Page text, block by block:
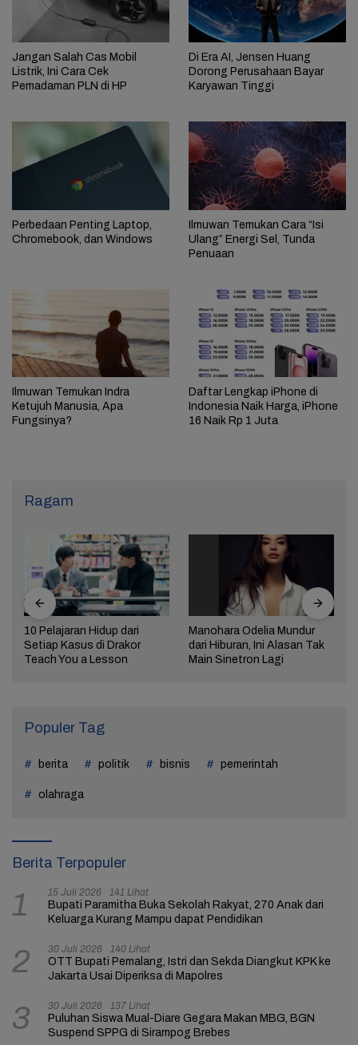
Jangan Salah Cas Mobil
Listrik, Ini Cara Cek
Pemadaman PLN di HP
Di Era AI, Jensen Huang
Dorong Perusahaan Bayar
Karyawan Tinggi
Perbedaan Penting Laptop,
Chromebook, dan Windows
Ilmuwan Temukan Cara “Isi
Ulang” Energi Sel, Tunda
Penuaan
Ilmuwan Temukan Indra
Ketujuh Manusia, Apa
Fungsinya?
Daftar Lengkap iPhone di
Indonesia Naik Harga, iPhone
16 Naik Rp 1 Juta
Ragam
10 Pelajaran Hidup dari
Setiap Kasus di Drakor
Teach You a Lesson
Manohara Odelia Mundur
dari Hiburan, Ini Alasan Tak
Main Sinetron Lagi
Populer Tag
berita politik bisnis pemerintah
olahraga
Berita Terpopuler
1 15 Juli 2026 141 Lihat
Bupati Paramitha Buka Sekolah Rakyat, 270 Anak dari
Keluarga Kurang Mampu dapat Pendidikan
2 30 Juli 2026 140 Lihat
OTT Bupati Pemalang, Istri dan Sekda Diangkut KPK ke
Jakarta Usai Diperiksa di Mapolres
3 30 Juli 2026 137 Lihat
Puluhan Siswa Mual-Diare Gegara Makan MBG, BGN
Suspend SPPG di Sirampog Brebes